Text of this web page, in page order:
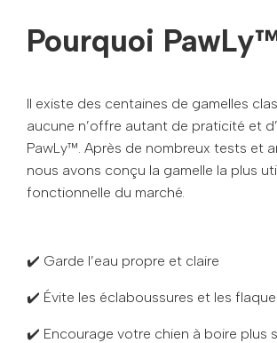
Pourquoi
Il existe des centaines de gamelles
aucune n’offre autant de praticité et
PawLy™. Après de nombreux tests et
nous avons conçu la gamelle la plus
fonctionnelle du marché.
✔️ Garde l’eau propre et claire
✔️ Évite les éclaboussures et les
✔️ Encourage votre chien à boire plus